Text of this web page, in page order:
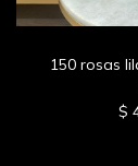
150 rosas
$